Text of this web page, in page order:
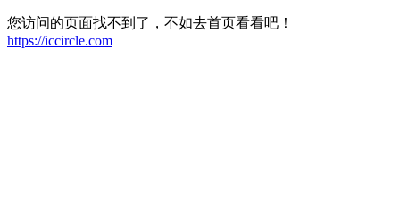
您访问的页面找不到了，不如去首页看看吧！
https://iccircle.com